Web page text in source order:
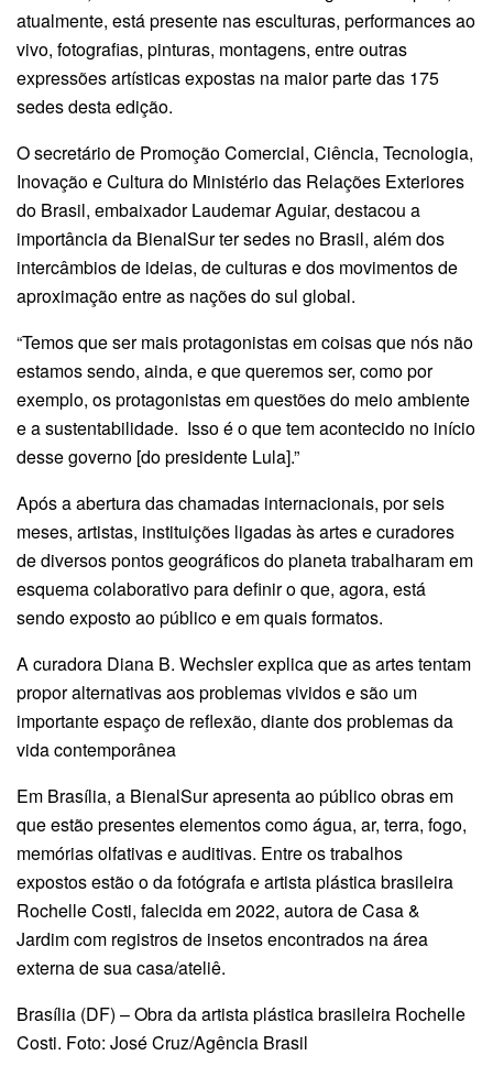
atualmente, está presente nas esculturas, performances ao
vivo, fotografias, pinturas, montagens, entre outras
expressões artísticas expostas na maior parte das 175
sedes desta edição.
O secretário de Promoção Comercial, Ciência, Tecnologia,
Inovação e Cultura do Ministério das Relações Exteriores
do Brasil, embaixador Laudemar Aguiar, destacou a
importância da BienalSur ter sedes no Brasil, além dos
intercâmbios de ideias, de culturas e dos movimentos de
aproximação entre as nações do sul global.
“Temos que ser mais protagonistas em coisas que nós não
estamos sendo, ainda, e que queremos ser, como por
exemplo, os protagonistas em questões do meio ambiente
e a sustentabilidade. Isso é o que tem acontecido no início
desse governo [do presidente Lula].”
Após a abertura das chamadas internacionais, por seis
meses, artistas, instituições ligadas às artes e curadores
de diversos pontos geográficos do planeta trabalharam em
esquema colaborativo para definir o que, agora, está
sendo exposto ao público e em quais formatos.
A curadora Diana B. Wechsler explica que as artes tentam
propor alternativas aos problemas vividos e são um
importante espaço de reflexão, diante dos problemas da
vida contemporânea
Em Brasília, a BienalSur apresenta ao público obras em
que estão presentes elementos como água, ar, terra, fogo,
memórias olfativas e auditivas. Entre os trabalhos
expostos estão o da fotógrafa e artista plástica brasileira
Rochelle Costi, falecida em 2022, autora de Casa &
Jardim com registros de insetos encontrados na área
externa de sua casa/ateliê.
Brasília (DF) – Obra da artista plástica brasileira Rochelle
Costi. Foto: José Cruz/Agência Brasil